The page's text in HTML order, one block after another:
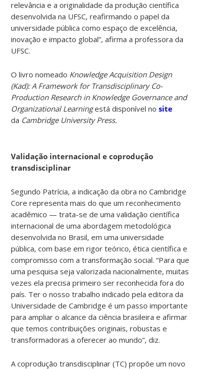
relevância e a originalidade da produção científica
desenvolvida na UFSC, reafirmando o papel da
universidade pública como espaço de excelência,
inovação e impacto global”, afirma a professora da
UFSC.
O livro nomeado Knowledge Acquisition Design
(Kad): A Framework for Transdisciplinary Co-
Production Research in Knowledge Governance and
Organizational Learningestá disponível nosite
da Cambridge University Press.
Validação internacional e coprodução
transdisciplinar
Segundo Patrícia, a indicação da obra no Cambridge
Core representa mais do que um reconhecimento
acadêmico — trata-se de uma validação científica
internacional de uma abordagem metodológica
desenvolvida no Brasil, em uma universidade
pública, com base em rigor teórico, ética científica e
compromisso com a transformação social. “Para que
uma pesquisa seja valorizada nacionalmente, muitas
vezes ela precisa primeiro ser reconhecida fora do
país. Ter o nosso trabalho indicado pela editora da
Universidade de Cambridge é um passo importante
para ampliar o alcance da ciência brasileira e afirmar
que temos contribuições originais, robustas e
transformadoras a oferecer ao mundo”, diz.
A coprodução transdisciplinar (TC) propõe um novo